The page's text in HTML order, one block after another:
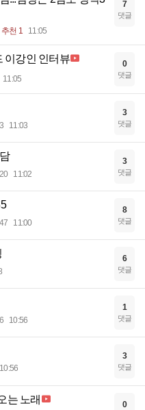
추천 1 11:05
7
댓글
이강인 인터뷰
11:05
0
댓글
11:03
3
댓글
11:02
3
댓글
11:00
8
댓글
6
댓글
10:56
1
댓글
10:56
3
댓글
는 노래 0